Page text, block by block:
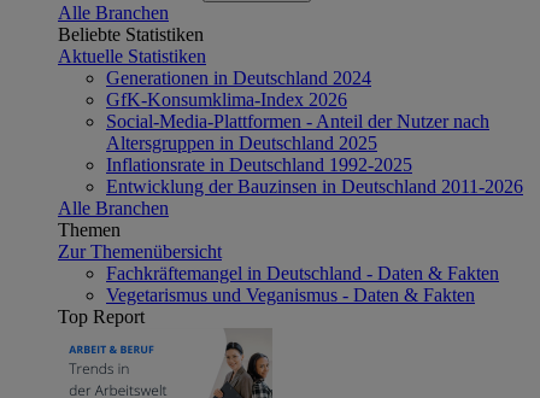
Alle Branchen
Beliebte Statistiken
Aktuelle Statistiken
Generationen in Deutschland 2024
GfK-Konsumklima-Index 2026
Social-Media-Plattformen - Anteil der Nutzer nach
Altersgruppen in Deutschland 2025
Inflationsrate in Deutschland 1992-2025
Entwicklung der Bauzinsen in Deutschland 2011-2026
Alle Branchen
Themen
Zur Themenübersicht
Fachkräftemangel in Deutschland - Daten & Fakten
Vegetarismus und Veganismus - Daten & Fakten
Top Report